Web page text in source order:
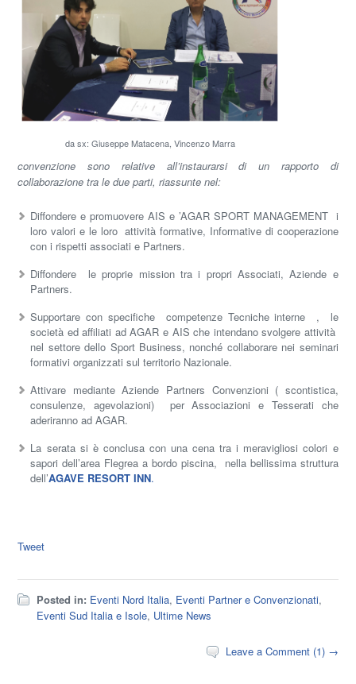
da sx: Giuseppe Matacena, Vincenzo Marra
convenzione sono relative all’instaurarsi di un rapporto di
collaborazione tra le due parti, riassunte nel:
Diffondere e promuovere AIS e ’AGAR SPORT MANAGEMENT i
loro valori e le loro attività formative, Informative di cooperazione
con i rispetti associati e Partners.
Diffondere le proprie mission tra i propri Associati, Aziende e
Partners.
Supportare con specifiche competenze Tecniche interne , le
società ed affiliati ad AGAR e AIS che intendano svolgere attività
nel settore dello Sport Business, nonché collaborare nei seminari
formativi organizzati sul territorio Nazionale.
Attivare mediante Aziende Partners Convenzioni ( scontistica,
consulenze, agevolazioni) per Associazioni e Tesserati che
aderiranno ad AGAR.
La serata si è conclusa con una cena tra i meravigliosi colori e
sapori dell’area Flegrea a bordo piscina, nella bellissima struttura
dell’AGAVE RESORT INN.
Tweet
Posted in: Eventi Nord Italia, Eventi Partner e Convenzionati,
Eventi Sud Italia e Isole, Ultime News
Leave a Comment (1) →